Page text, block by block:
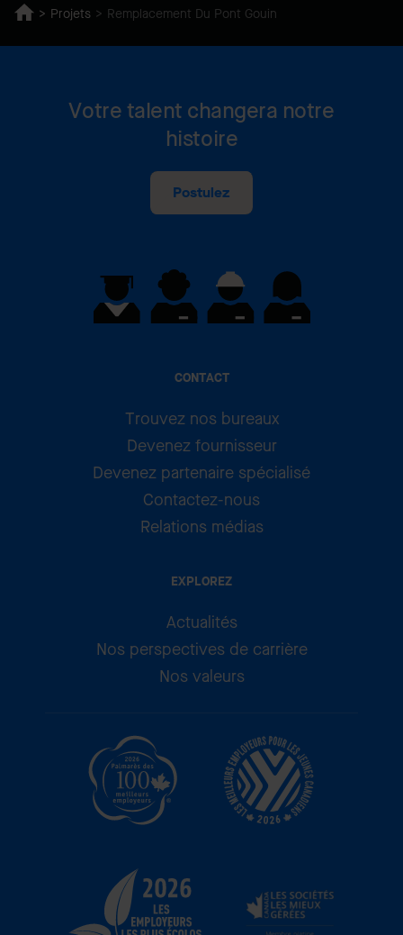
Projets Remplacement Du Pont Gouin
CONTACT
Trouvez nos bureaux
Devenez fournisseur
Devenez partenaire spécialisé
Contactez-nous
Relations médias
EXPLOREZ
Actualités
Nos perspectives de carrière
Nos valeurs
Votre talent changera notre
histoire
Postulez